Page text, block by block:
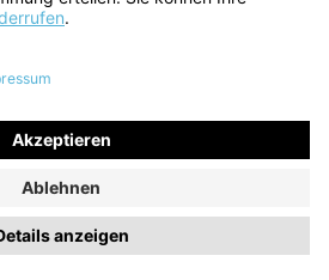
Think! Store
zzgl.
wenn nicht anders angegeben.